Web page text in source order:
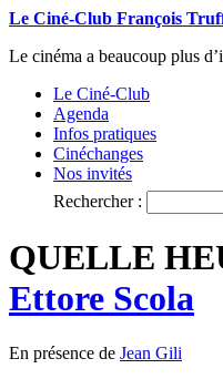
Le Ciné-Club François
Le cinéma a beaucoup plus
Le Ciné-Club
Agenda
Infos pratiques
Cinéchanges
Nos invités
Rechercher :
QUELLE
Ettore Scola
En présence de Jean Gili